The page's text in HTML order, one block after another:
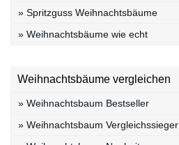
» Spritzguss Weihnachtsbäume
» Weihnachtsbäume wie echt
Weihnachtsbäume vergleichen
» Weihnachtsbaum Bestseller
» Weihnachtsbaum Vergleichssieger